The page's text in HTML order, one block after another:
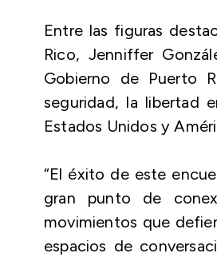
Entre las figuras
Rico, Jenniffer
Gobierno de Puerto
seguridad, la libertad
Estados Unidos y
“El éxito de este
gran punto de
movimientos que
espacios de